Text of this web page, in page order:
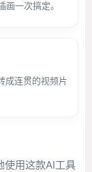
一次搞定。
成连贯的视频片
用这款AI工具